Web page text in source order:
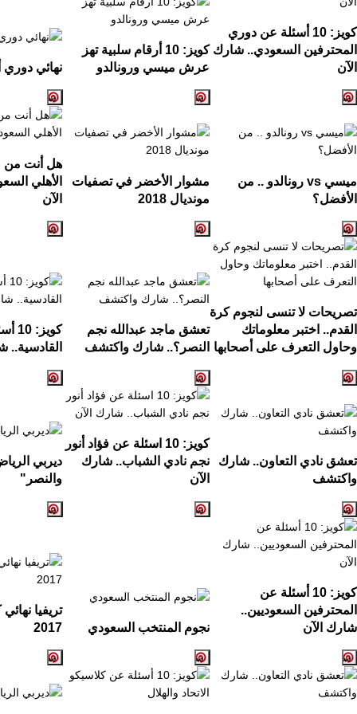
كويز: 10 أسئلة عن دوري
المحترفين السعودي.. شارك
الآن
كويز: 10 أرقام سلبية تهز
عرش ميسي ورونالدو
نهائي دوري
ميسي vs رونالدو .. من
الأفضل؟
مشوار الأخضر في تصفيات
مونديال 2018
هل أنت من
الأهلي
الآن
تصريحات لا تنسى لنجوم كرة
القدم.. اختبر معلوماتك
وحاول التعرف على أصحابها
تعشق ماجد عبدالله نجم
النصر؟.. شارك واكتشف
كويز: 10
القادسية..
تعشق نادي التعاون.. شارك
واكتشف
كويز: 10 اسئلة عن فؤاد أنور
نجم نادي الشباب.. شارك
الآن
ديربي
والنصر "
كويز: 10 أسئلة عن
المحترفين السعوديين..
شارك الآن
نجوم المنتخب السعودي
تريفيا
2017